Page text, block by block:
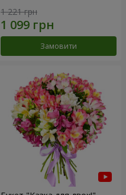
1 221 грн
Замовити